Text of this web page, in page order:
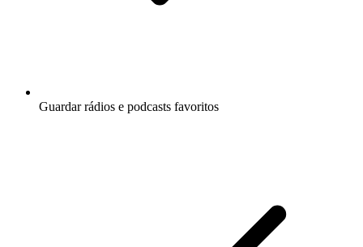
Guardar rádios e podcasts favoritos